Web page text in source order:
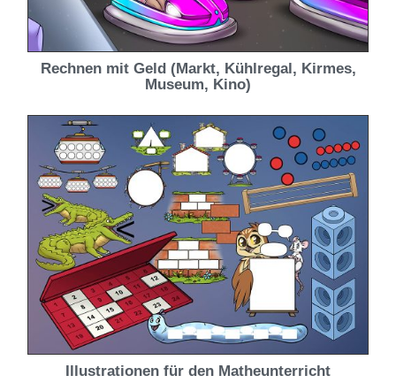
Rechnen mit Geld (Markt, Kühlregal, Kirmes,
Museum, Kino)
Illustrationen für den Matheunterricht